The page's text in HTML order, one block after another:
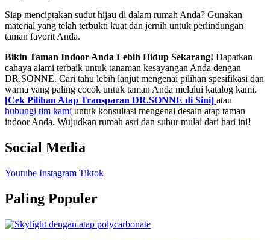
Siap menciptakan sudut hijau di dalam rumah Anda? Gunakan
material yang telah terbukti kuat dan jernih untuk perlindungan
taman favorit Anda.
Bikin Taman Indoor Anda Lebih Hidup Sekarang! Dapatkan
cahaya alami terbaik untuk tanaman kesayangan Anda dengan
DR.SONNE. Cari tahu lebih lanjut mengenai pilihan spesifikasi dan
warna yang paling cocok untuk taman Anda melalui katalog kami.
[Cek Pilihan Atap Transparan DR.SONNE di Sini] atau
hubungi tim kami untuk konsultasi mengenai desain atap taman
indoor Anda. Wujudkan rumah asri dan subur mulai dari hari ini!
Social Media
Youtube Instagram Tiktok
Paling Populer